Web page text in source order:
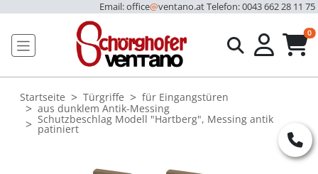
Email: office@ventano.atTelefon: 0043 662 28 11 75
0
Startseite Türgriffe
für Eingangstüren
aus dunklem Antik-Messing
Schutzbeschlag Modell "Hartberg", Messing antik
patiniert